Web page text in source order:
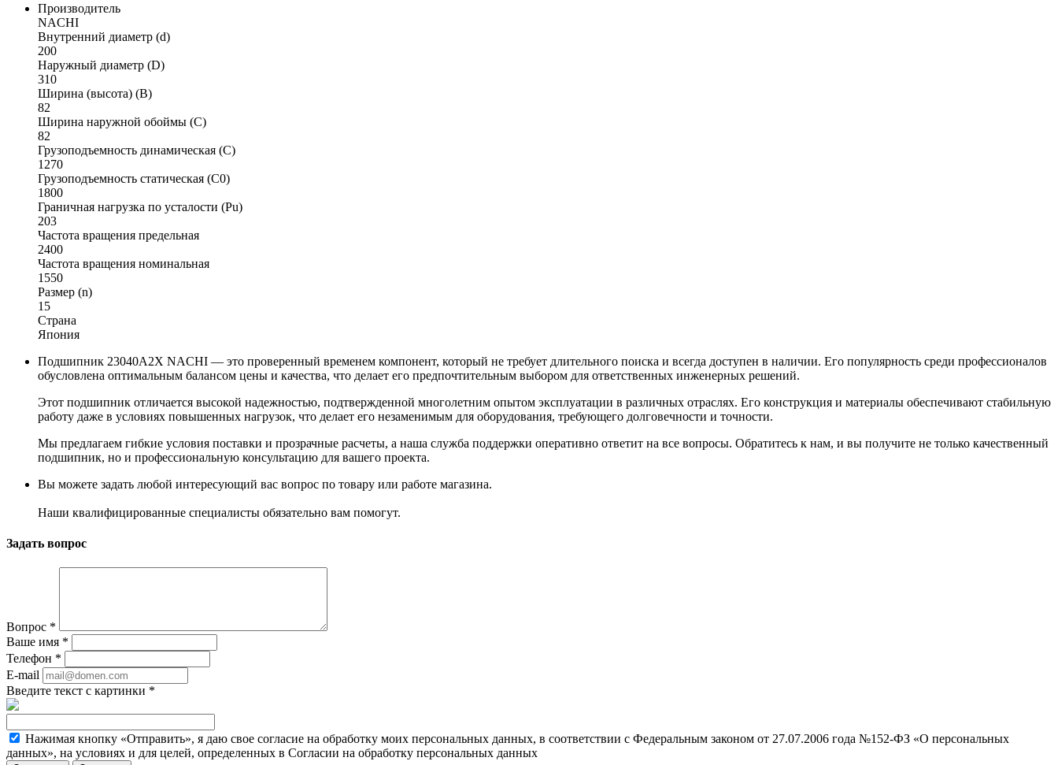
Производитель
NACHI
Внутренний диаметр (d)
200
Наружный диаметр (D)
310
Ширина (высота) (B)
82
Ширина наружной обоймы (C)
82
Грузоподъемность динамическая (C)
1270
Грузоподъемность статическая (C0)
1800
Граничная нагрузка по усталости (Pu)
203
Частота вращения предельная
2400
Частота вращения номинальная
1550
Размер (n)
15
Страна
Япония
Подшипник 23040A2X NACHI — это проверенный временем компонент, который не требует длительного поиска и всегда доступен в наличии. Его популярность среди профессионалов
обусловлена оптимальным балансом цены и качества, что делает его предпочтительным выбором для ответственных инженерных решений.
Этот подшипник отличается высокой надежностью, подтвержденной многолетним опытом эксплуатации в различных отраслях. Его конструкция и материалы обеспечивают стабильную
работу даже в условиях повышенных нагрузок, что делает его незаменимым для оборудования, требующего долговечности и точности.
Мы предлагаем гибкие условия поставки и прозрачные расчеты, а наша служба поддержки оперативно ответит на все вопросы. Обратитесь к нам, и вы получите не только качественный
подшипник, но и профессиональную консультацию для вашего проекта.
Вы можете задать любой интересующий вас вопрос по товару или работе магазина.
Наши квалифицированные специалисты обязательно вам помогут.
Задать вопрос
Вопрос *
Ваше имя *
Телефон *
E-mail
Введите текст с картинки *
Нажимая кнопку «Отправить», я даю свое согласие на обработку моих персональных данных, в соответствии с Федеральным законом от 27.07.2006 года №152-ФЗ «О персональных
данных», на условиях и для целей, определенных в Согласии на обработку персональных данных